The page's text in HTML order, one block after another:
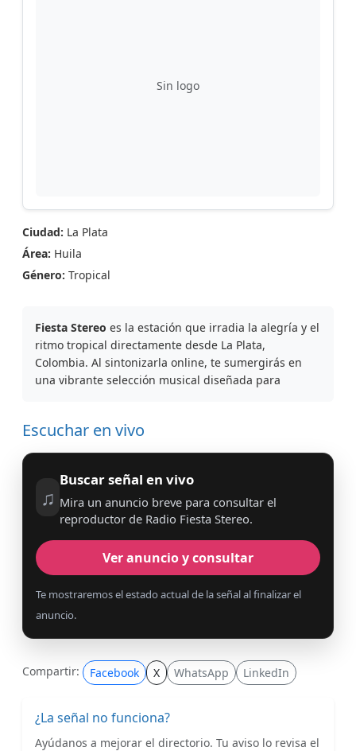
Sin logo
Ciudad: La Plata
Área: Huila
Género: Tropical
Fiesta Stereo es la estación que irradia la alegría y el
ritmo tropical directamente desde La Plata,
Colombia. Al sintonizarla online, te sumergirás en
una vibrante selección musical diseñada para
Escuchar en vivo
♫
Buscar señal en vivo
Mira un anuncio breve para consultar el
reproductor de Radio Fiesta Stereo.
Ver anuncio y consultar
Te mostraremos el estado actual de la señal al finalizar el
anuncio.
Compartir: Facebook X WhatsApp LinkedIn
¿La señal no funciona?
Ayúdanos a mejorar el directorio. Tu aviso lo revisa el